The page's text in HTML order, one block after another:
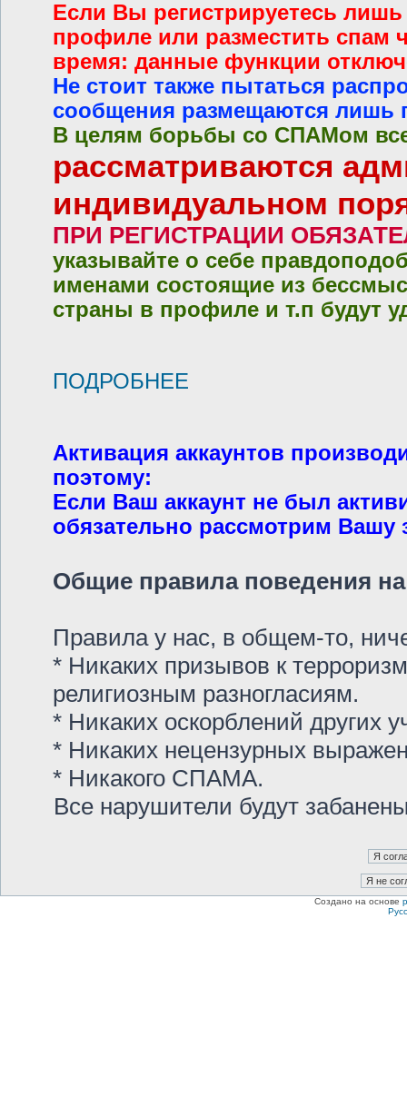
Если Вы регистрируетесь
профиле или разместить спам
время: данные функции
Не стоит также пытаться
сообщения размещаются лишь
В целям борьбы со СПАМом все
рассматриваются
индивидуальном
ПРИ РЕГИСТРАЦИИ
указывайте о себе
именами состоящие из
страны в профиле и т.п будут
ПОДРОБНЕЕ
Активация аккаунтов
поэтому:
Если Ваш аккаунт не был
обязательно рассмотрим Вашу
Общие правила поведения на
Правила у нас, в общем-то,
* Никаких призывов к
религиозным разногласиям.
* Никаких оскорблений других
* Никаких нецензурных
* Никакого СПАМА.
Все нарушители будут
Создано на основе